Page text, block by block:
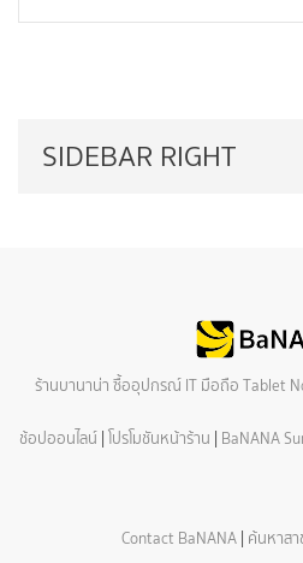
SIDEBAR RIGHT
ร้านบานาน่า ซื้ออุปกรณ์ IT มือถือ Tablet
ช้อปออนไลน์ โปรโมชันหน้าร้าน BaNANA
Contact BaNANA| ค้นหาสา